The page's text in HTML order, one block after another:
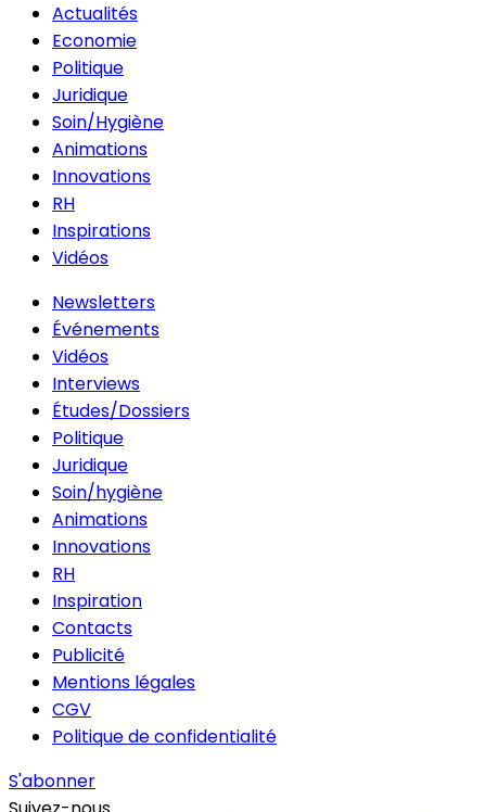
Actualités
Economie
Politique
Juridique
Soin/Hygiène
Animations
Innovations
RH
Inspirations
Vidéos
Newsletters
Événements
Vidéos
Interviews
Études/Dossiers
Politique
Juridique
Soin/hygiène
Animations
Innovations
RH
Inspiration
Contacts
Publicité
Mentions légales
CGV
Politique de confidentialité
S'abonner